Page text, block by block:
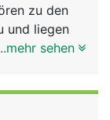
zu den
und liegen
Sie haben
sehen